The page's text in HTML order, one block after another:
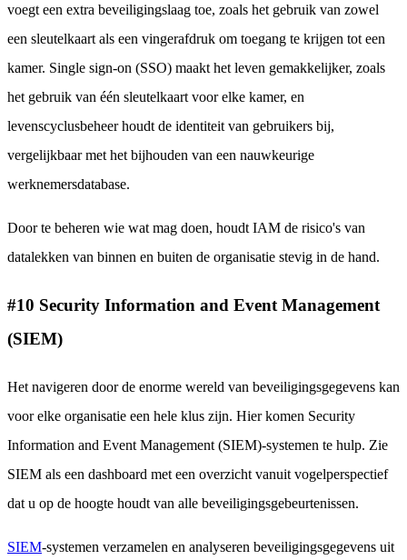
voegt een extra beveiligingslaag toe, zoals het gebruik van zowel
een sleutelkaart als een vingerafdruk om toegang te krijgen tot een
kamer. Single sign-on (SSO) maakt het leven gemakkelijker, zoals
het gebruik van één sleutelkaart voor elke kamer, en
levenscyclusbeheer houdt de identiteit van gebruikers bij,
vergelijkbaar met het bijhouden van een nauwkeurige
werknemersdatabase.
Door te beheren wie wat mag doen, houdt IAM de risico's van
datalekken van binnen en buiten de organisatie stevig in de hand.
#10 Security Information and Event Management
(SIEM)
Het navigeren door de enorme wereld van beveiligingsgegevens kan
voor elke organisatie een hele klus zijn. Hier komen Security
Information and Event Management (SIEM)-systemen te hulp. Zie
SIEM als een dashboard met een overzicht vanuit vogelperspectief
dat u op de hoogte houdt van alle beveiligingsgebeurtenissen.
SIEM-systemen verzamelen en analyseren beveiligingsgegevens uit